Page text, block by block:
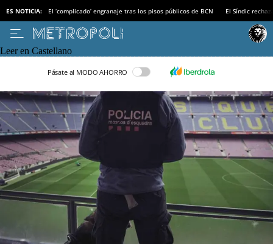
ES NOTICIA: El ‘complicado’ engranaje tras los pisos públicos de BCN El Síndic
Leer en Castellano
Pásate al MODO AHORRO